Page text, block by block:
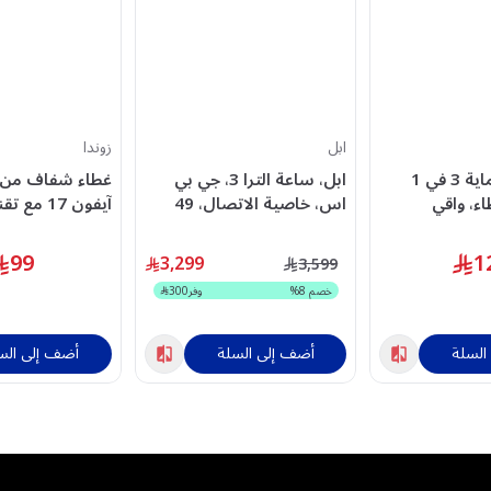
زوندا، باقة حماية 3 في 1
غطاء، واقي
شفاف
ابل
ابل، ساعة الترا 3، جي بي
اس، خاصية الاتصال، 49
سوار أسود فحمي ,متوسط/
كبير 3,299 3,599
خصم8
% وفر300
أضف إلى السلة
زوندا
غطاء شفاف من
آيفون
99
أضف إلى